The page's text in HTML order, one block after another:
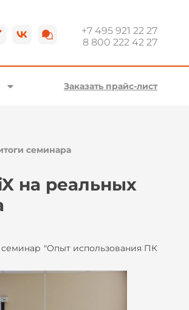
+7 495 921 22 27
8 800 222 42 27
Заказать прайс-лист
семинара
на реальных
"Опыт использования ПК